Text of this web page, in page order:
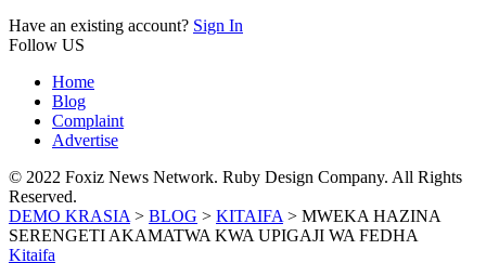
Have an existing account? Sign In
Follow US
Home
Blog
Complaint
Advertise
© 2022 Foxiz News Network. Ruby Design Company. All Rights
Reserved.
DEMO KRASIA > BLOG > KITAIFA > MWEKA HAZINA
SERENGETI AKAMATWA KWA UPIGAJI WA FEDHA
Kitaifa